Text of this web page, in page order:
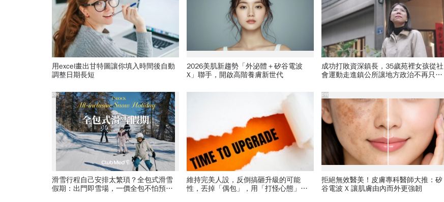
用excel畫出甘特圖讓你填入時間後自動
調整日期長短
2026美肌新趨勢「外泌體＋矽谷電波
X」聯手，開啟高階養膚新世代
成功打敗資深鎮長，35歲苑裡女孩從社
會運動走進鎮公所讓地方政治不再只有
滑雪行程自己安排太繁瑣？全包式滑雪
假期：出門即雪場，一價全包不怕預算
PR
維持完美人設，反倒搞砸升級的可能
性，丟掉「偶包」，用「打怪心態」解
拒絕無效醫美！皮膚專科醫師大推：矽
谷電波 X 讓肌膚由內而外更強韌
PR